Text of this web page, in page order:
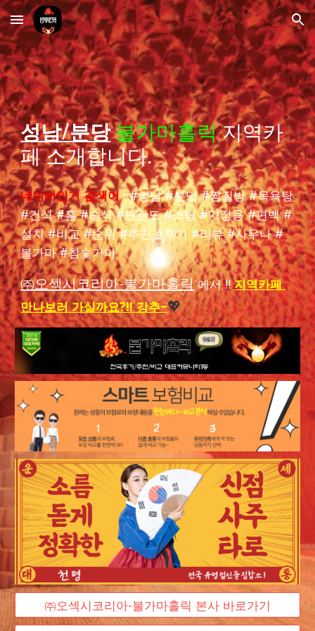
Skip to main content Skip to navigation
성남/분당불가마홀릭지역카
페 소개합니다.
네이버인기 검색어: #성남#분당#찜질방#목욕탕
#건식 #홈 #습식 #핀란드 #스팀 #가정용 #편백 #
설치 #비교 #순위 #추천 #후기 #리뷰 #사우나 #
불가마#참숯가마
㈜오섹시코리아-불가마홀릭에서 !!지역카페
만나보러 가실까요?!! 강추~💖
㈜오섹시코리아-불가마홀릭 본사 바로가기